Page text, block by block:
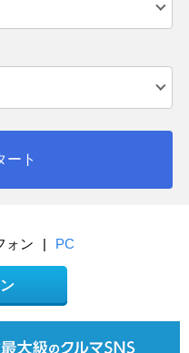
ート
ォン | PC